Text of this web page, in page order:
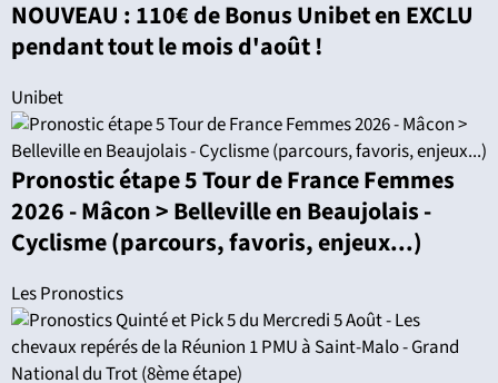
NOUVEAU : 110€ de Bonus Unibet en EXCLU
pendant tout le mois d'août !
Unibet
Pronostic étape 5 Tour de France Femmes
2026 - Mâcon > Belleville en Beaujolais -
Cyclisme (parcours, favoris, enjeux...)
Les Pronostics